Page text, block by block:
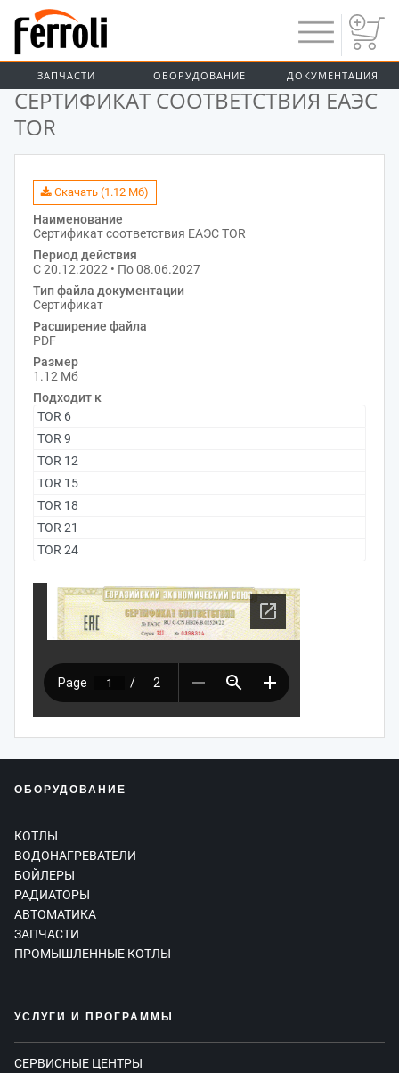
ЗАПЧАСТИ ОБОРУДОВАНИЕ ДОКУМЕНТАЦИЯ
ДОКУМЕНТАЦИЯ
СЕРТИФИКАТ СООТВЕТСТВИЯ ЕАЭС
TOR
Скачать (1.12 Мб)
Наименование
Сертификат соответствия ЕАЭС TOR
Период действия
С 20.12.2022 • По 08.06.2027
Тип файла документации
Сертификат
Расширение файла
PDF
Размер
1.12 Мб
Подходит к
TOR 6
TOR 9
TOR 12
TOR 15
TOR 18
TOR 21
TOR 24
ОБОРУДОВАНИЕ
КОТЛЫ
ВОДОНАГРЕВАТЕЛИ
БОЙЛЕРЫ
РАДИАТОРЫ
АВТОМАТИКА
ЗАПЧАСТИ
ПРОМЫШЛЕННЫЕ КОТЛЫ
УСЛУГИ И ПРОГРАММЫ
СЕРВИСНЫЕ ЦЕНТРЫ